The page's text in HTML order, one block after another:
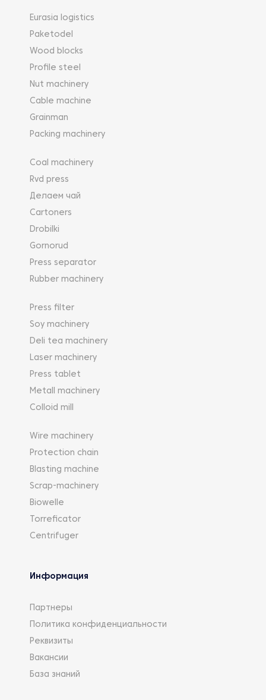
Eurasia logistics
Paketodel
Wood blocks
Profile steel
Nut machinery
Cable machine
Grainman
Packing machinery
Coal machinery
Rvd press
Делаем чай
Cartoners
Drobilki
Gornorud
Press separator
Rubber machinery
Press filter
Soy machinery
Deli tea machinery
Laser machinery
Press tablet
Metall machinery
Colloid mill
Wire machinery
Protection chain
Blasting machine
Scrap-machinery
Biowelle
Torreficator
Centrifuger
Информация
Партнеры
Политика конфиденциальности
Реквизиты
Вакансии
База знаний